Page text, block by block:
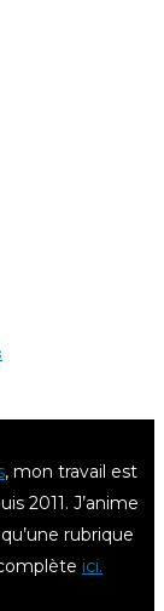
, mon travail est
2011. J’anime
rubrique
ici.